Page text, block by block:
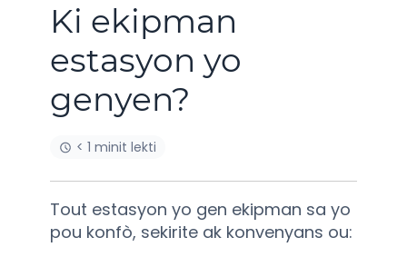
Ki ekipman
estasyon yo
genyen?
< 1 minit lekti
Tout estasyon yo gen ekipman sa yo
pou konfò, sekirite ak konvenyans ou: